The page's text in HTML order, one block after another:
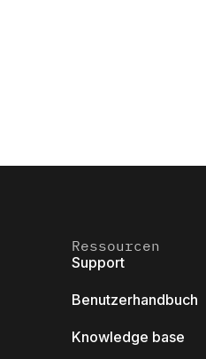
Ressourcen
Support
Benutzerhandbuch
Knowledge base